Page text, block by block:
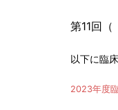
第11回（
以下に臨
2023年度